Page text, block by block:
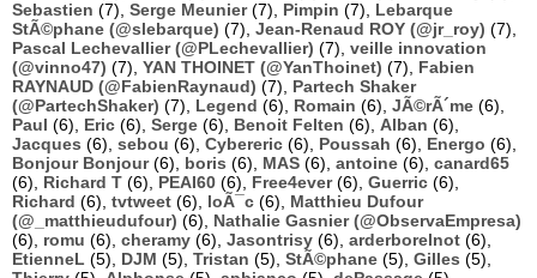
Sebastien (7), Serge Meunier(7), Pimpin (7), Lebarque
StÃ©phane (@slebarque) (7), Jean-Renaud ROY (@jr_roy) (7),
Pascal Lechevallier (@PLechevallier) (7), veille innovation
(@vinno47) (7), YAN THOINET (@YanThoinet) (7), Fabien
RAYNAUD (@FabienRaynaud) (7), Partech Shaker
(@PartechShaker) (7), Legend (6), Romain (6), JÃ©rÃ´me (6),
Paul (6), Eric (6), Serge (6), Benoit Felten (6), Alban (6),
Jacques (6), sebou (6), Cybereric (6), Poussah (6), Energo (6),
Bonjour Bonjour(6), boris (6), MAS (6), antoine (6), canard65
(6), Richard T (6), PEAI60 (6), Free4ever(6), Guerric (6),
Richard (6), tvtweet (6), loÃ¯c (6), Matthieu Dufour
(@_matthieudufour) (6), Nathalie Gasnier (@ObservaEmpresa)
(6), romu (6), cheramy (6), Jasontrisy (6), arderborelnot (6),
EtienneL (5), DJM (5), Tristan (5), StÃ©phane (5), Gilles (5),